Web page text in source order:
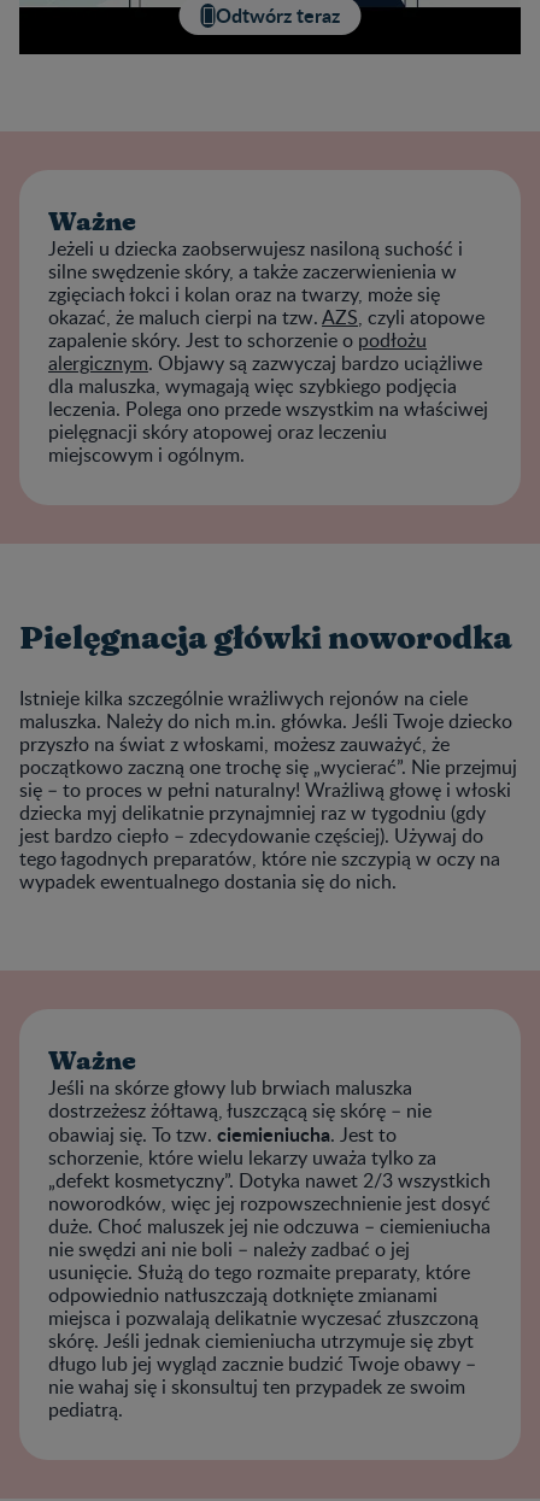
Odtwórz teraz
Ważne
Jeżeli u dziecka zaobserwujesz nasiloną suchość i
silne swędzenie skóry, a także zaczerwienienia w
zgięciach łokci i kolan oraz na twarzy, może się
okazać, że maluch cierpi na tzw.AZS, czyli atopowe
zapalenie skóry. Jest to schorzenie o podłożu
alergicznym. Objawy są zazwyczaj bardzo uciążliwe
dla maluszka, wymagają więc szybkiego podjęcia
leczenia. Polega ono przede wszystkim na właściwej
pielęgnacji skóry atopowej oraz leczeniu
miejscowym i ogólnym.
Pielęgnacja główki noworodka
Istnieje kilka szczególnie wrażliwych rejonów na ciele
maluszka. Należy do nich m.in. główka. Jeśli Twoje dziecko
przyszło na świat z włoskami, możesz zauważyć, że
początkowo zaczną one trochę się „wycierać”. Nie przejmuj
się – to proces w pełni naturalny! Wrażliwą głowę i włoski
dziecka myj delikatnie przynajmniej raz w tygodniu (gdy
jest bardzo ciepło – zdecydowanie częściej). Używaj do
tego łagodnych preparatów, które nie szczypią w oczy na
wypadek ewentualnego dostania się do nich.
Ważne
Jeśli na skórze głowy lub brwiach maluszka
dostrzeżesz żółtawą, łuszczącą się skórę – nie
obawiaj się. To tzw. ciemieniucha. Jest to
schorzenie, które wielu lekarzy uważa tylko za
„defekt kosmetyczny”. Dotyka nawet 2/3 wszystkich
noworodków, więc jej rozpowszechnienie jest dosyć
duże. Choć maluszek jej nie odczuwa – ciemieniucha
nie swędzi ani nie boli – należy zadbać o jej
usunięcie. Służą do tego rozmaite preparaty, które
odpowiednio natłuszczają dotknięte zmianami
miejsca i pozwalają delikatnie wyczesać złuszczoną
skórę. Jeśli jednak ciemieniucha utrzymuje się zbyt
długo lub jej wygląd zacznie budzić Twoje obawy –
nie wahaj się i skonsultuj ten przypadek ze swoim
pediatrą.